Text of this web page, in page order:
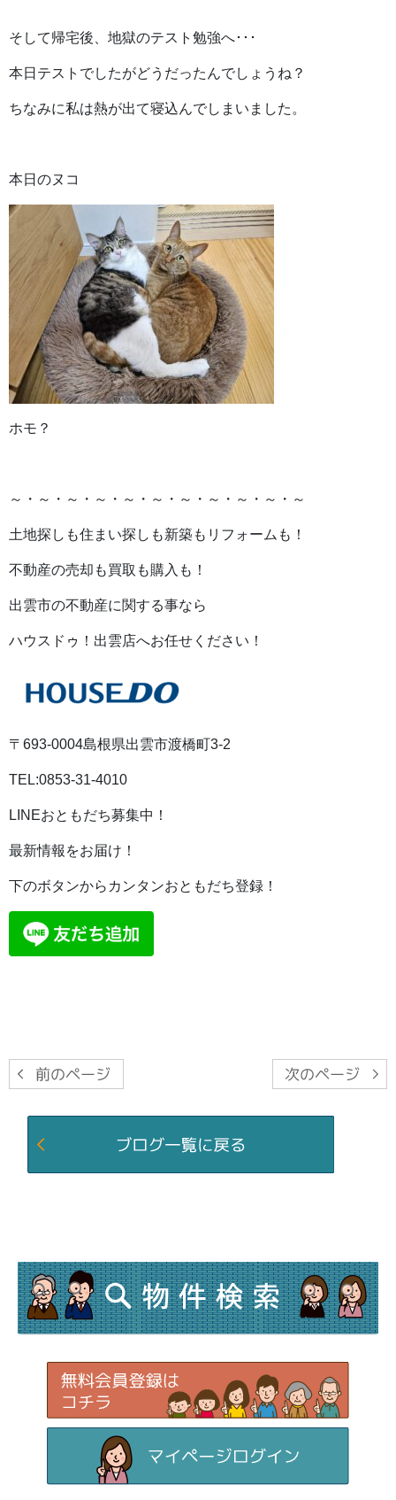
そして帰宅後、地獄のテスト勉強へ･･･
本日テストでしたがどうだったんでしょうね？
ちなみに私は熱が出て寝込んでしまいました。
本日のヌコ
ホモ？
～・～・～・～・～・～・～・～・～・～・～
土地探しも住まい探しも新築もリフォームも！
不動産の売却も買取も購入も！
出雲市の不動産に関する事なら
ハウスドゥ！出雲店へお任せください！
〒693-0004島根県出雲市渡橋町3-2
TEL:0853-31-4010
LINEおともだち募集中！
最新情報をお届け！
下のボタンからカンタンおともだち登録！